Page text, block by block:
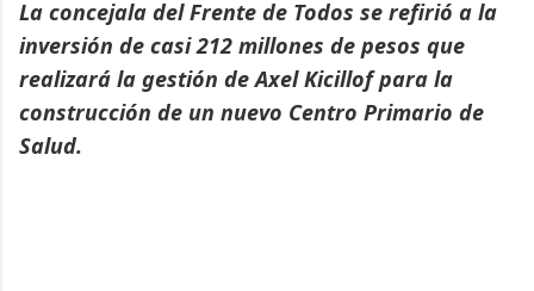
La concejala del Frente de Todos se refirió a la
inversión de casi 212 millones de pesos que
realizará la gestión de Axel Kicillof para la
construcción de un nuevo Centro Primario de
Salud.